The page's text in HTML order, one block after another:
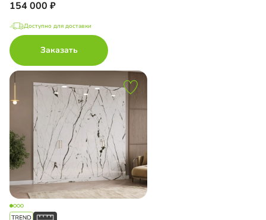
154 000
Доступно для доставки
Заказать